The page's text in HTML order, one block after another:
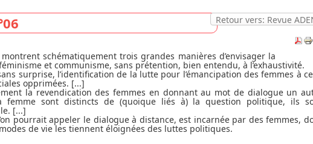
Retour vers: Revue
schématiquement trois grandes manières d’envisager la
et communisme, sans prétention, bien entendu, à l’exhaustivité.
surprise, l’identification de la lutte pour l’émancipation des femmes à
opprimées. [...]
la revendication des femmes en donnant au mot de dialogue un
femme sont distincts de (quoique liés à) la question politique, ils
[...]
pourrait appeler le dialogue à distance, est incarnée par des femmes,
de vie les tiennent éloignées des luttes politiques.